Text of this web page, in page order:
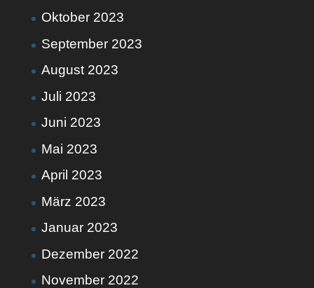
Oktober 2023
September 2023
August 2023
Juli 2023
Juni 2023
Mai 2023
April 2023
März 2023
Januar 2023
Dezember 2022
November 2022